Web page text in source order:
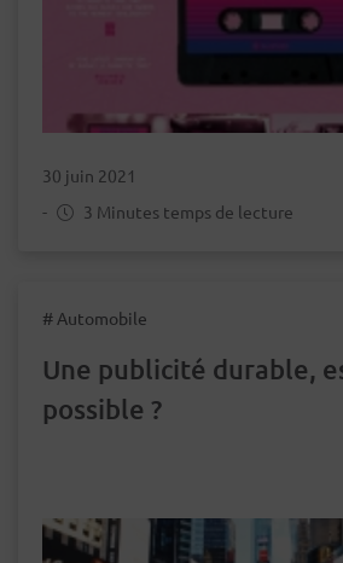
30 juin 2021
-
3 Minutes temps de lecture
# Automobile
Une publicité durable,
possible ?